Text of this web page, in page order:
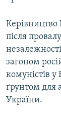
після
загоном
комуністів
ґрунтом для
України.